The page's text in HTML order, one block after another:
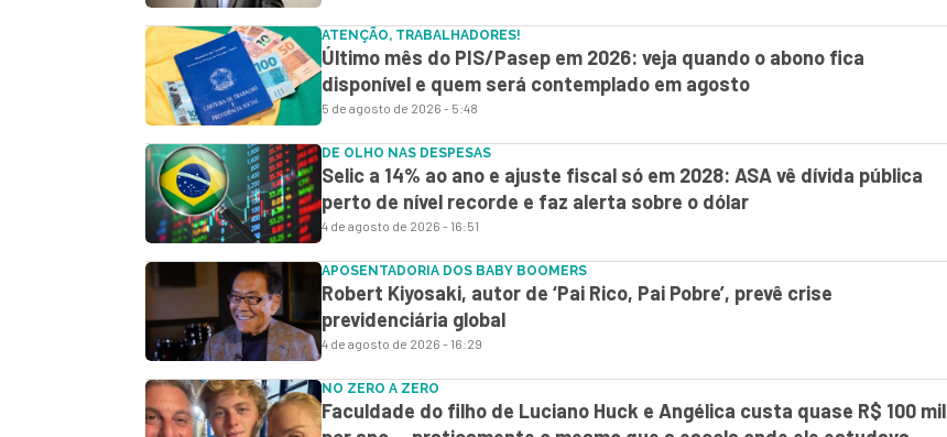
ATENÇÃO, TRABALHADORES!
Último mês do PIS/Pasep em 2026: veja quando o abono fica
disponível e quem será contemplado em agosto
5 de agosto de 2026 - 5:48
DE OLHO NAS DESPESAS
Selic a 14% ao ano e ajuste fiscal só em 2028: ASA vê dívida pública
perto de nível recorde e faz alerta sobre o dólar
4 de agosto de 2026 - 16:51
APOSENTADORIA DOS BABY BOOMERS
Robert Kiyosaki, autor de ‘Pai Rico, Pai Pobre’, prevê crise
previdenciária global
4 de agosto de 2026 - 16:29
NO ZERO A ZERO
Faculdade do filho de Luciano Huck e Angélica custa quase R$ 100 mil